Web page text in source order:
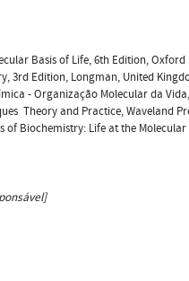
Basis of Life, 6th Edition, Oxford
3rd Edition, Longman, United
- Organização Molecular da
 Theory and Practice, Waveland
of Biochemistry: Life at the